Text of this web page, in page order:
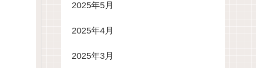
2025年5月
2025年4月
2025年3月